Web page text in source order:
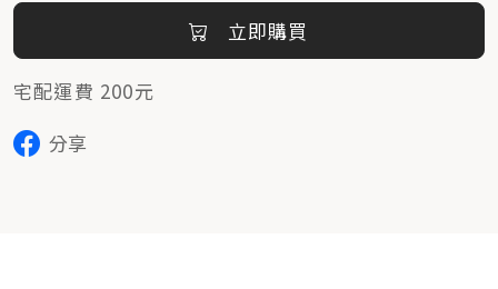
立即購買
宅配運費 200元
分享